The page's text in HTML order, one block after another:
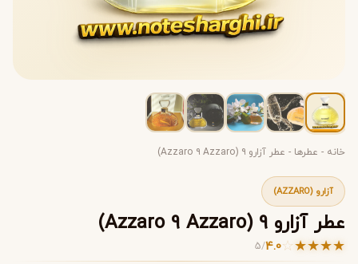
خانه - عطرها - عطر آزارو ۹ (Azzaro ۹ Azzaro)
آزارو (AZZARO)
عطر آزارو 9 (Azzaro 9 Azzaro)
★
★
★
★
☆
4.0
/
5